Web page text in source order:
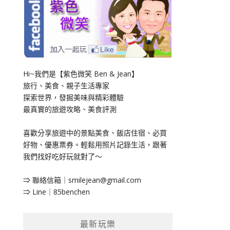
Hi~我們是【紫色微笑 Ben & Jean】
旅行、美食、親子生活專家
探索世界，發掘美味與精彩體驗
最真實的旅遊攻略、美食評測
喜歡分享旅遊中的景點美食、飯店住宿、必買
好物、優惠票券。輕鬆用照片記錄生活，跟著
我們找好吃好玩就對了～
⇒ 聯絡信箱｜ smilejean@gmail.com
⇒ Line｜85benchen
最新玩樂